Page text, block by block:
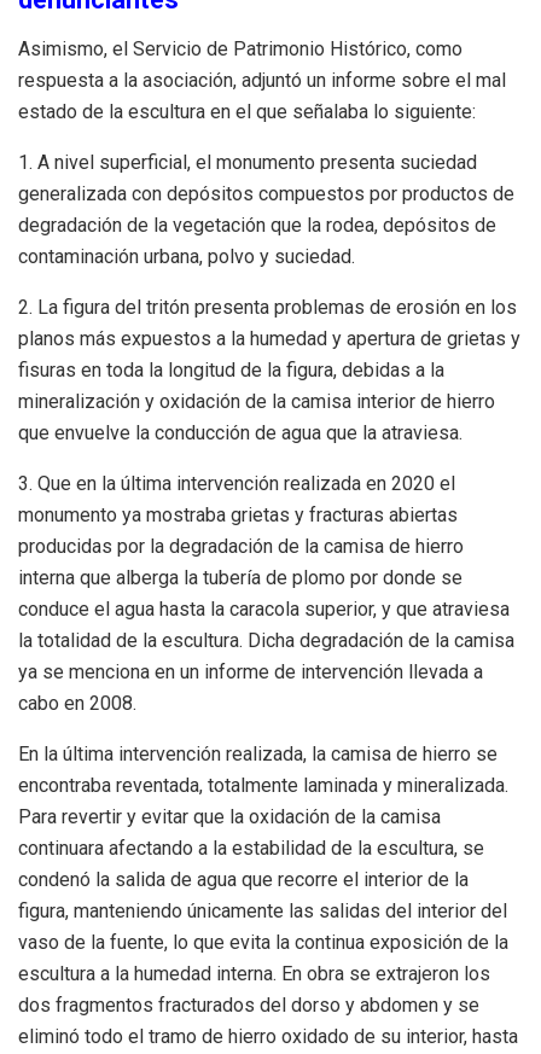
Asimismo, el Servicio de Patrimonio Histórico, como
respuesta a la asociación, adjuntó un informe sobre el mal
estado de la escultura en el que señalaba lo siguiente:
1. A nivel superficial, el monumento presenta suciedad
generalizada con depósitos compuestos por productos de
degradación de la vegetación que la rodea, depósitos de
contaminación urbana, polvo y suciedad.
2. La figura del tritón presenta problemas de erosión en los
planos más expuestos a la humedad y apertura de grietas y
fisuras en toda la longitud de la figura, debidas a la
mineralización y oxidación de la camisa interior de hierro
que envuelve la conducción de agua que la atraviesa.
3. Que en la última intervención realizada en 2020 el
monumento ya mostraba grietas y fracturas abiertas
producidas por la degradación de la camisa de hierro
interna que alberga la tubería de plomo por donde se
conduce el agua hasta la caracola superior, y que atraviesa
la totalidad de la escultura. Dicha degradación de la camisa
ya se menciona en un informe de intervención llevada a
cabo en 2008.
En la última intervención realizada, la camisa de hierro se
encontraba reventada, totalmente laminada y mineralizada.
Para revertir y evitar que la oxidación de la camisa
continuara afectando a la estabilidad de la escultura, se
condenó la salida de agua que recorre el interior de la
figura, manteniendo únicamente las salidas del interior del
vaso de la fuente, lo que evita la continua exposición de la
escultura a la humedad interna. En obra se extrajeron los
dos fragmentos fracturados del dorso y abdomen y se
eliminó todo el tramo de hierro oxidado de su interior, hasta